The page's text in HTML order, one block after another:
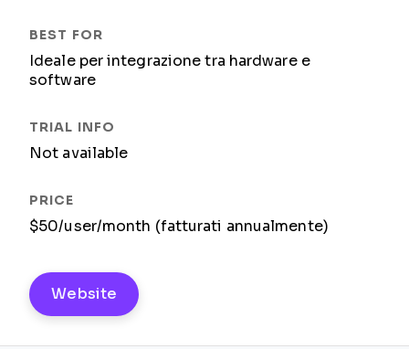
Ideale per integrazione tra hardware e
software
Not available
$50/user/month (fatturati annualmente)
Website